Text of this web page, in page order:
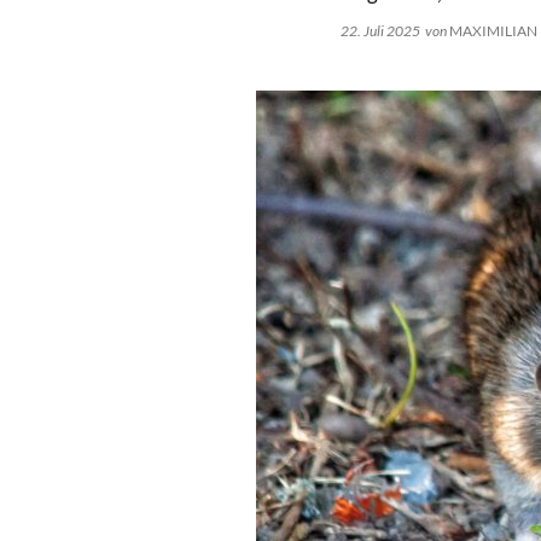
22. Juli 2025 von MAXIMILIAN